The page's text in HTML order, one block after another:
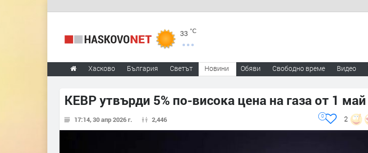
33 °C
Хасково България Светът Новини Обяви Свободно време Видео
КЕВР утвърди 5% по-висока цена на газа от 1 май
17:14, 30 апр 2026 г. 2,446 2
0